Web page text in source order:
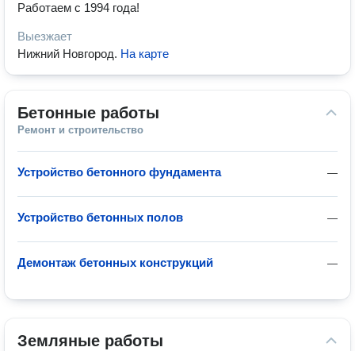
Работаем с 1994 года!
Выезжает
Нижний Новгород. На карте
Бетонные работы
Ремонт и строительство
—
Устройство бетонного фундамента
—
Устройство бетонных полов
—
Демонтаж бетонных конструкций
Земляные работы